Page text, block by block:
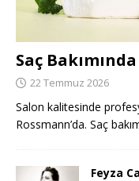
Saç
22 Temmuz 2026
Salon kalitesinde
Rossmann’da. Saç
Feyza